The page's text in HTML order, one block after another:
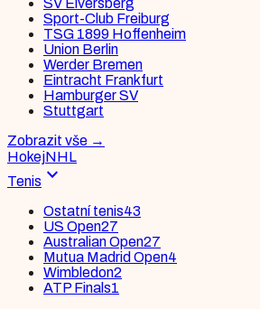
SV Elversberg
Sport-Club Freiburg
TSG 1899 Hoffenheim
Union Berlin
Werder Bremen
Eintracht Frankfurt
Hamburger SV
Stuttgart
Zobrazit vše →
HokejNHL
Tenis expand_more
Ostatní tenis43
US Open27
Australian Open27
Mutua Madrid Open4
Wimbledon2
ATP Finals1